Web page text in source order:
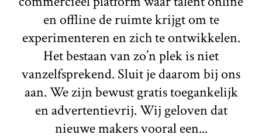
en offline de ruimte krijgt om te
experimenteren en zich te ontwikkelen.
Het bestaan van zo’n plek is niet
vanzelfsprekend. Sluit je daarom bij ons
aan. We zijn bewust gratis toegankelijk
en advertentievrij. Wij geloven dat
nieuwe makers vooral een...